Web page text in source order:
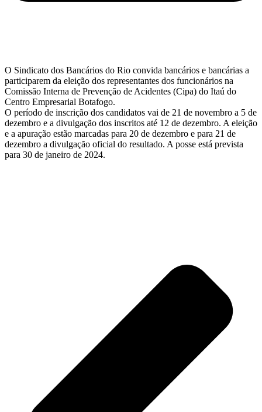
O Sindicato dos Bancários do Rio convida bancários e bancárias a
participarem da eleição dos representantes dos funcionários na
Comissão Interna de Prevenção de Acidentes (Cipa) do Itaú do
Centro Empresarial Botafogo.
O período de inscrição dos candidatos vai de 21 de novembro a 5 de
dezembro e a divulgação dos inscritos até 12 de dezembro. A eleição
e a apuração estão marcadas para 20 de dezembro e para 21 de
dezembro a divulgação oficial do resultado. A posse está prevista
para 30 de janeiro de 2024.